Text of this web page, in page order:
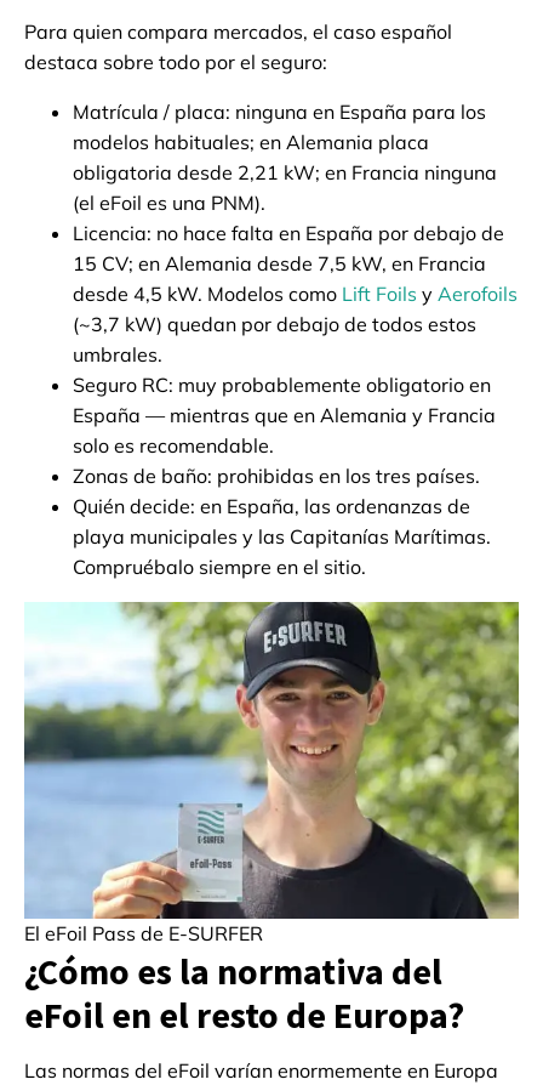
Para quien compara mercados, el caso español
destaca sobre todo por el seguro:
Matrícula / placa: ninguna en España para los
modelos habituales; en Alemania placa
obligatoria desde 2,21 kW; en Francia ninguna
(el eFoil es una PNM).
Licencia: no hace falta en España por debajo de
15 CV; en Alemania desde 7,5 kW, en Francia
desde 4,5 kW. Modelos como Lift Foils y Aerofoils
(~3,7 kW) quedan por debajo de todos estos
umbrales.
Seguro RC: muy probablemente obligatorio en
España — mientras que en Alemania y Francia
solo es recomendable.
Zonas de baño: prohibidas en los tres países.
Quién decide: en España, las ordenanzas de
playa municipales y las Capitanías Marítimas.
Compruébalo siempre en el sitio.
El eFoil Pass de E-SURFER
¿Cómo es la normativa del
eFoil en el resto de Europa?
Las normas del eFoil varían enormemente en Europa